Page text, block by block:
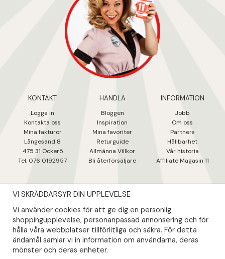
KONTAKT
Logga in
Kontakta oss
Mina fakturor
Långesand 8
475 31 Öckerö
Tel. 076 0192957
HANDLA
Bloggen
Inspiration
Mina favoriter
Returguide
Allmänna Villkor
Bli återförsäljare
INFORMATION
Jobb
Om oss
Partners
Hållbarhet
Vår historia
Affiliate Magasin 11
NYHETSBREV
Såklart skall du ta del av våra bästa erbjudanden & nyheter!
Din mail kommer endast användas till våra nyhetsbrev.
VI SKRÄDDARSYR DIN UPPLEVELSE
Vi använder cookies för att ge dig en personlig
shoppingupplevelse, personanpassad annonsering och för
hålla våra webbplatser tillförlitliga och säkra. För detta
ändamål samlar vi in information om användarna, deras
mönster och deras enheter.